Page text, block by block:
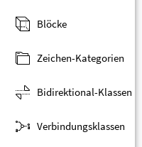
Blöcke
Zeichen-Kategorien
Bidirektional-Klassen
Verbindungsklassen